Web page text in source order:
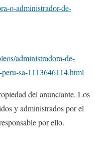
o-administrador-de-
administradora-de-
sa-1113646114.html
del anunciante. Los
y administrados por el
por ello.